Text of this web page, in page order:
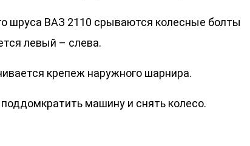
шруса ВАЗ 2110 срываются колесные болты
левый – слева.
крепеж наружного шарнира.
машину и снять колесо.